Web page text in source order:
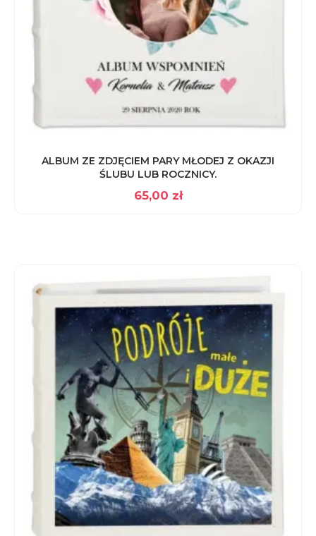
ALBUM ZE ZDJĘCIEM PARY MŁODEJ Z OKAZJI
ŚLUBU LUB ROCZNICY.
65,00 zł